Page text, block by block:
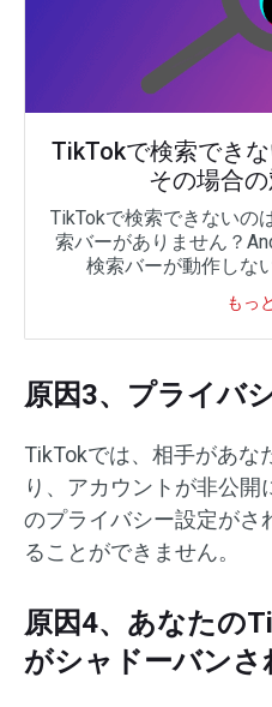
TikTokで検索でき
その場合
TikTokで検索できないの
索バーがありません？
検索バーが動作しな
もっ
原因3、プライバ
TikTokでは、相手があな
り、アカウントが非公
のプライバシー設定がさ
ることができません。
原因4、あなたの
がシャドーバンさ